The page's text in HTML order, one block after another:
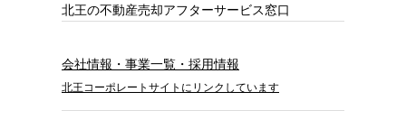
北王の不動産売却アフターサービス窓口
会社情報・事業一覧・採用情報
北王コーポレートサイトにリンクしています